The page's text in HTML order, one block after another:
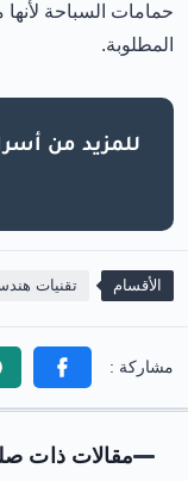
حمامات السباحة لأنها
المطلوبة.
للمزيد من
الأقسام تقنيات
مقالات ذات